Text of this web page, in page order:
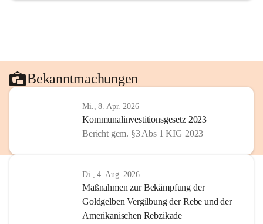
Bekanntmachungen
Mi., 8. Apr. 2026
Kommunalinvestitionsgesetz 2023
Bericht gem. §3 Abs 1 KIG 2023
Di., 4. Aug. 2026
Maßnahmen zur Bekämpfung der
Goldgelben Vergilbung der Rebe und der
Amerikanischen Rebzikade